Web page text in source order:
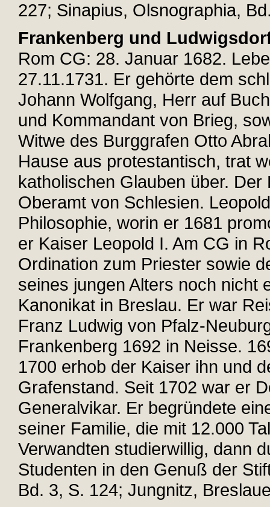
227; Sinapius, Olsnographia,
Frankenberg und
Rom CG: 28. Januar 1682.
27.11.1731. Er gehörte dem
Johann Wolfgang, Herr auf
und Kommandant von Brieg,
Witwe des Burggrafen Otto
Hause aus protestantisch, trat
katholischen Glauben über.
Oberamt von Schlesien.
Philosophie, worin er 1681
er Kaiser Leopold I. Am CG in
Ordination zum Priester sowie
seines jungen Alters noch nicht
Kanonikat in Breslau. Er war
Franz Ludwig von Pfalz-
Frankenberg 1692 in Neisse.
1700 erhob der Kaiser ihn und
Grafenstand. Seit 1702 war er
Generalvikar. Er begründete
seiner Familie, die mit 12.000
Verwandten studierwillig, dann
Studenten in den Genuß der
Bd. 3, S. 124; Jungnitz,